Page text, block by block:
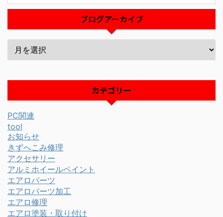
ブログアーカイブ
カテゴリー
PC関連
tool
お知らせ
きずへこみ修理
アクセサリー
アルミホイールペイント
エアロパーツ
エアロパーツ加工
エアロ修理
エアロ塗装・取り付け